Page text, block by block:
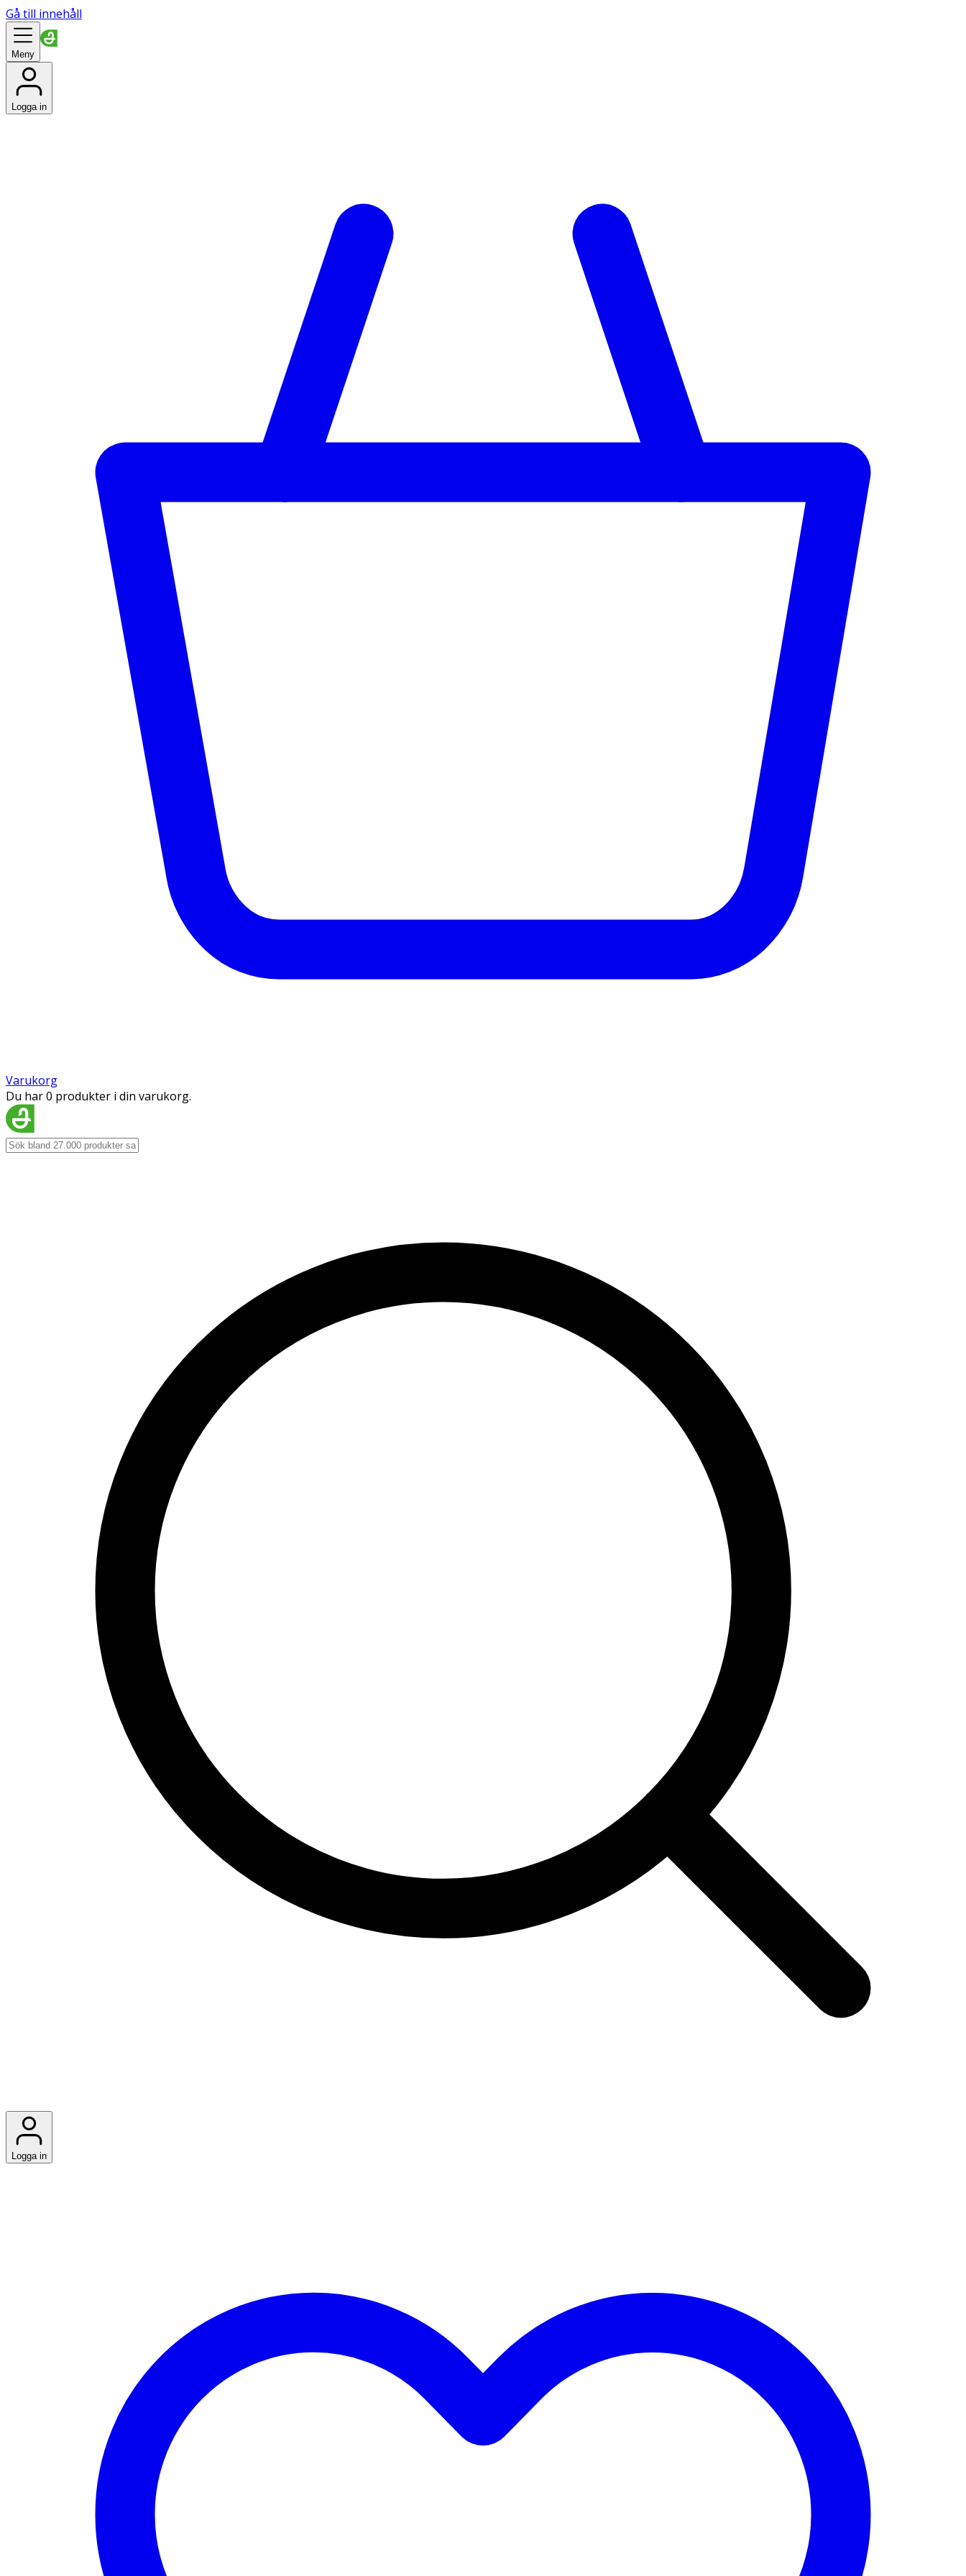
Gå till innehåll
Meny
Logga in
Varukorg
Du har 0 produkter i din varukorg.
Logga in